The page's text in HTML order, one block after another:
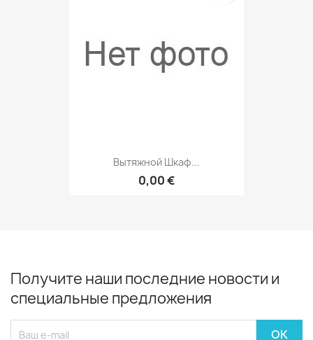
Вытяжной Шкаф...
0,00 €
Получите наши последние новости и
специальные предложения